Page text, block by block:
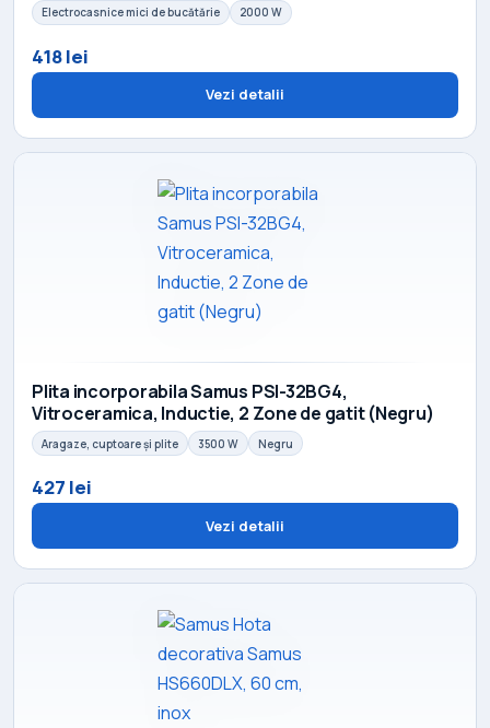
Electrocasnice mici de bucătărie 2000 W
418 lei
Vezi detalii
Plita incorporabila Samus PSI-32BG4,
Vitroceramica, Inductie, 2 Zone de gatit (Negru)
Aragaze, cuptoare și plite 3500 W Negru
427 lei
Vezi detalii